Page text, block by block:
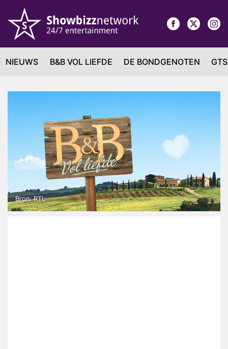
NIEUWS B&B VOL LIEFDE DE BONDGENOTEN
Bron: RTL